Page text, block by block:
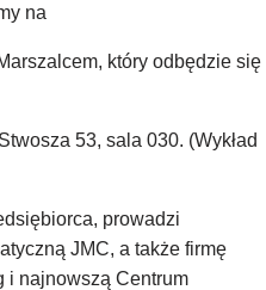
na
który odbędzie się
53, sala 030. (Wykład
prowadzi
JMC, a także firmę
i najnowszą Centrum